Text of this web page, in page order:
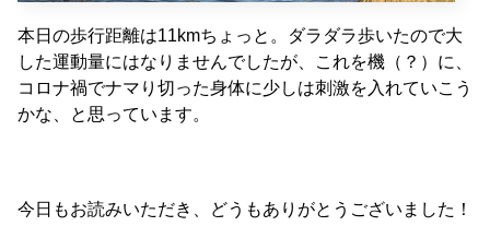
本日の歩行距離は11kmちょっと。ダラダラ歩いたので大
した運動量にはなりませんでしたが、これを機（？）に、
コロナ禍でナマり切った身体に少しは刺激を入れていこう
かな、と思っています。
今日もお読みいただき、どうもありがとうございました！